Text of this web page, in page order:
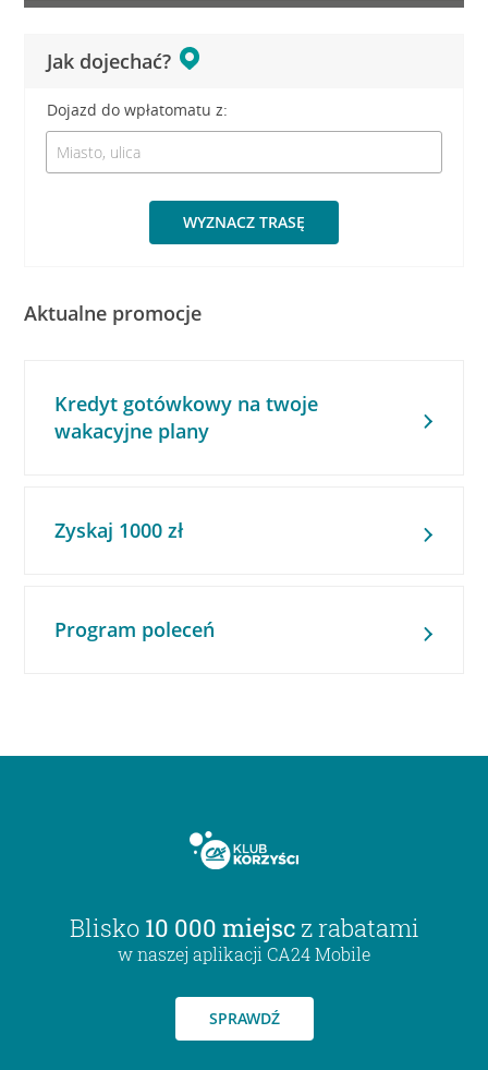
Jak dojechać?
Dojazd do wpłatomatu z:
WYZNACZ TRASĘ
Aktualne promocje
Kredyt gotówkowy na twoje
wakacyjne plany
Zyskaj 1000 zł
Program poleceń
Blisko 10 000 miejsc z rabatami
w naszej aplikacji CA24 Mobile
SPRAWDŹ